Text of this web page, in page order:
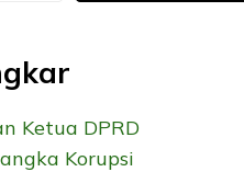
Ketua DPRD
Korupsi